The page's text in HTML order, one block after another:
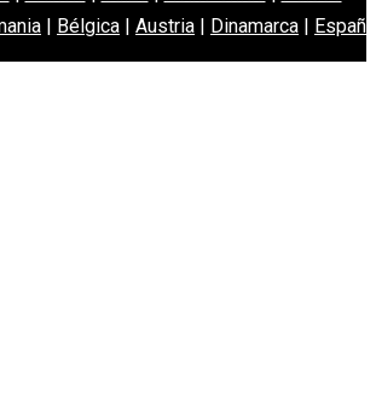
| Bélgica | Austria | Dinamarca | España